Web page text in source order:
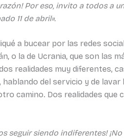
Por eso, invito a todos a
11 de abril».
a bucear por las redes
o la de Ucrania, que son las
realidades muy diferentes,
hablando del servicio y de
camino. Dos realidades que
seguir siendo indiferentes!